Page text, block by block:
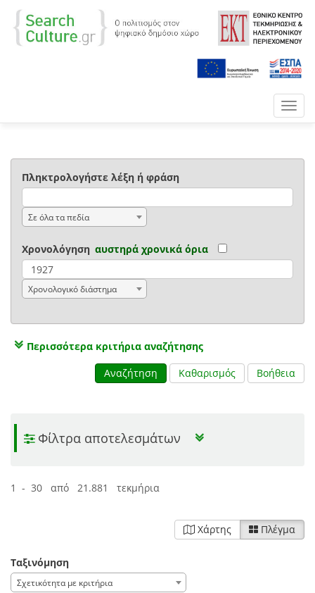
Πληκτρολογήστε λέξη ή φράση
Σε όλα τα πεδία
Χρονολόγηση αυστηρά χρονικά όρια
Χρονολογικό διάστημα
Περισσότερα κριτήρια αναζήτησης
Αναζήτηση
Καθαρισμός Βοήθεια
Φίλτρα αποτελεσμάτων
1 - 30 από 21.881 τεκμήρια
Χάρτης Πλέγμα
Ταξινόμηση
Σχετικότητα με κριτήρια